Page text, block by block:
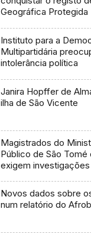
Geográfica Protegida
Instituto para a
Multipartidária
intolerância política
Janira Hopffer de
ilha de São Vicente
Magistrados do
Público de São Tomé
exigem investigações
Novos dados sobre
num relatório do